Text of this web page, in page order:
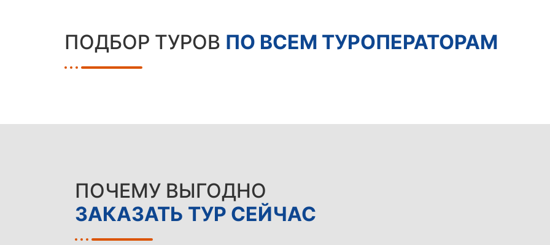
ПОДБОР ТУРОВ ПО ВСЕМ ТУРОПЕРАТОРАМ
ПОЧЕМУ ВЫГОДНО
ЗАКАЗАТЬ ТУР СЕЙЧАС